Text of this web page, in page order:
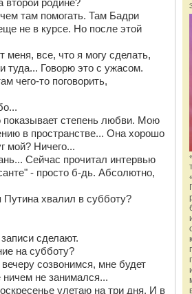
второй родине?
там помогать. Там Бадри
не в курсе. Но после этой
меня, все, что я могу сделать,
туда... Говорю это с ужасом.
чего-то поговорить,
показывает степень любви. Мою
в пространстве... Она хорошо
мой? Ничего...
Сейчас прочитал интервью
- просто б-дь. Абсолютно,
хвалил в субботу?
сделают.
на субботу?
созвонимся, мне будет
не занимался...
улетаю на три дня. И в